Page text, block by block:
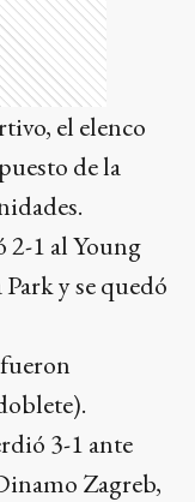
el elenco
de la
1 al Young
y se quedó
3-1 ante
Zagreb,